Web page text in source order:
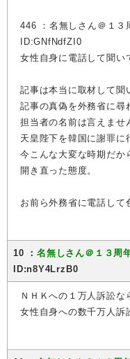
446 ：名無しさん＠１
ID:GNfNdfZI0
女性自身に電話して聞い
記事は本当に取材して聞
記事の真偽を外務省に尋
担当者の名前は言えませ
天皇陛下を韓国に謝罪に
今こんな大変な時期だか
開き直った態度。
お前ら外務省に電話して
10 ：名無しさん＠１３周
ID:n8Y4LrzB0
ＮＨＫへの１万人訴訟な
女性自身への数千万人訴